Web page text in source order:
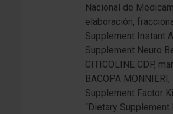
Nacional de
elaboración,
Supplement Instant
Supplement Neuro
CITICOLINE CDP,
BACOPA
Supplement Factor
“Dietary Supplement